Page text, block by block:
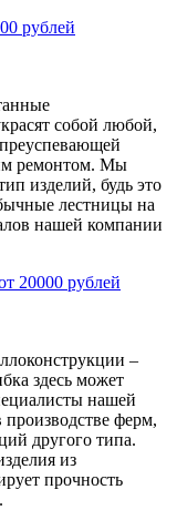
рублей
собой любой,
ремонтом. Мы
изделий, будь это
лестницы на
нашей компании
20000 рублей
–
здесь может
нашей
ферм,
другого типа.
из
прочность